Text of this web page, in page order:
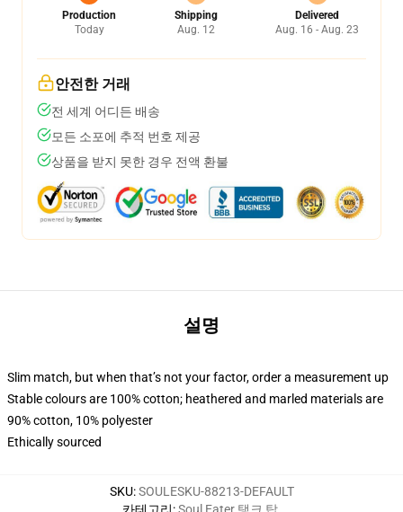
Production
Today
Shipping
Aug. 12
Delivered
Aug. 16 - Aug. 23
안전한 거래
전 세계 어디든 배송
모든 소포에 추적 번호 제공
상품을 받지 못한 경우 전액 환불
설명
Slim match, but when that’s not your factor, order a measurement up
Stable colours are 100% cotton; heathered and marled materials are
90% cotton, 10% polyester
Ethically sourced
SKU:SOULESKU-88213-DEFAULT